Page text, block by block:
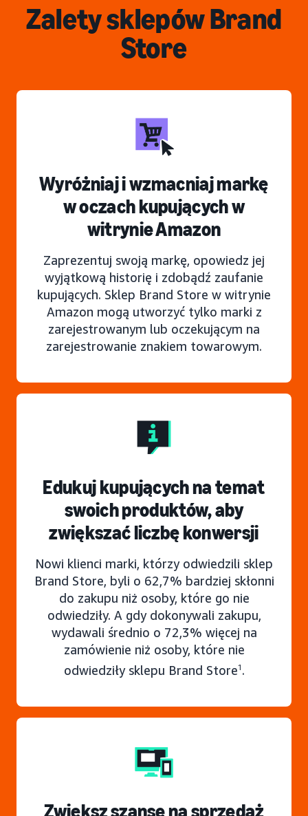
Zalety sklepów Brand
Store
Wyróżniaj i wzmacniaj markę
w oczach kupujących w
witrynie Amazon
Zaprezentuj swoją markę, opowiedz jej
wyjątkową historię i zdobądź zaufanie
kupujących. Sklep Brand Store w witrynie
Amazon mogą utworzyć tylko marki z
zarejestrowanym lub oczekującym na
zarejestrowanie znakiem towarowym.
Edukuj kupujących na temat
swoich produktów, aby
zwiększać liczbę konwersji
Nowi klienci marki, którzy odwiedzili sklep
Brand Store, byli o 62,7% bardziej skłonni
do zakupu niż osoby, które go nie
odwiedziły. A gdy dokonywali zakupu,
wydawali średnio o 72,3% więcej na
zamówienie niż osoby, które nie
odwiedziły sklepu Brand Store1 .
Zwiększ szanse na sprzedaż